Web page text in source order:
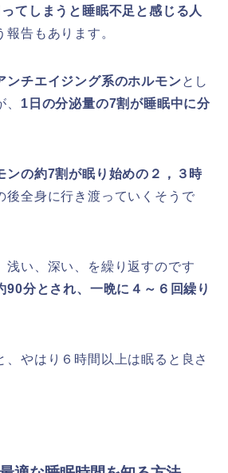
てしまうと睡眠不足と感じる人
報告もあります。
ンチエイジング系のホルモンとし
1日の分泌量の7割が睡眠中に分
ンの約7割が眠り始めの２，３時
後全身に行き渡っていくそうで
浅い、深い、を繰り返すのです
90分とされ、一晩に４～６回繰り
、やはり６時間以上は眠ると良さ